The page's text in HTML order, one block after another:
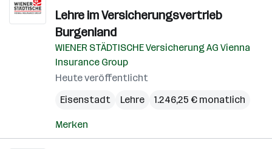
Lehre im Versicherungsvertrieb
Burgenland
WIENER STÄDTISCHE Versicherung AG Vienna
Insurance Group
Heute veröffentlicht
Eisenstadt
Lehre 1.246,25 € monatlich
Merken